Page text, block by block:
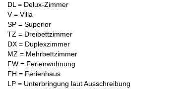
DL = Delux-Zimmer
V = Villa
SP = Superior
TZ = Dreibettzimmer
DX = Duplexzimmer
MZ = Mehrbettzimmer
FW = Ferienwohnung
FH = Ferienhaus
LP = Unterbringung laut Ausschreibung